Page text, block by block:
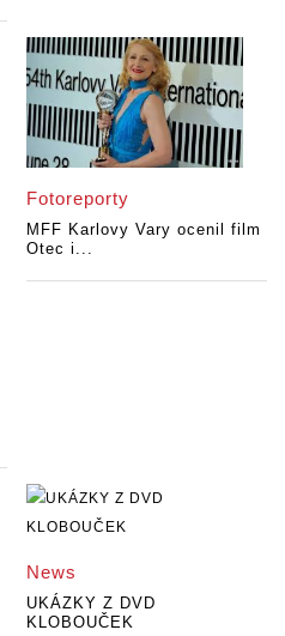
Fotoreporty
MFF Karlovy Vary ocenil film
Otec i...
News
UKÁZKY Z DVD
KLOBOUČEK